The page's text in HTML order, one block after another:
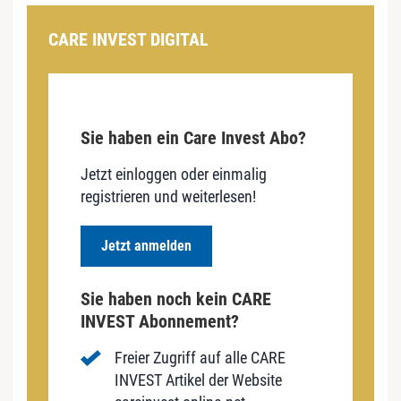
CARE INVEST DIGITAL
Sie haben ein Care Invest Abo?
Jetzt einloggen oder einmalig
registrieren und weiterlesen!
Jetzt anmelden
Sie haben noch kein CARE
INVEST Abonnement?
Freier Zugriff auf alle CARE
INVEST Artikel der Website